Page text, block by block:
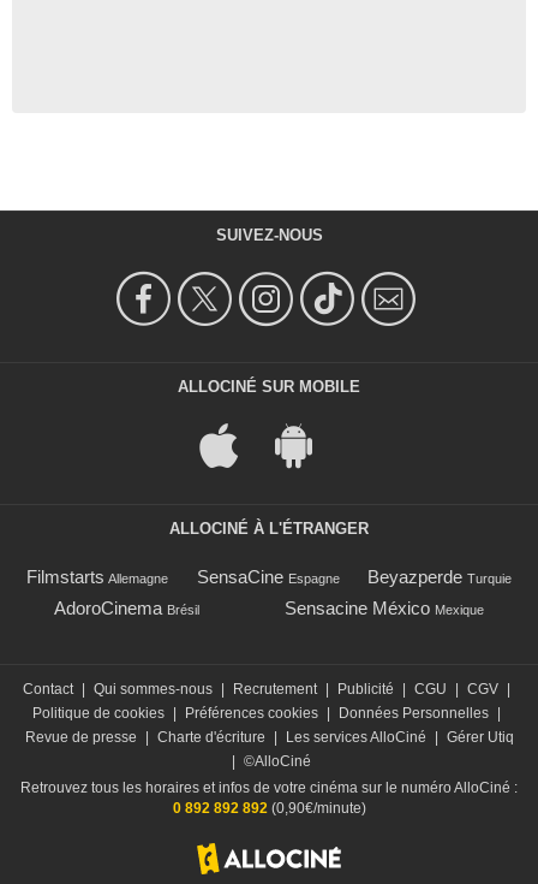
SUIVEZ-NOUS
ALLOCINÉ SUR MOBILE
ALLOCINÉ À L'ÉTRANGER
Filmstarts Allemagne SensaCine Espagne Beyazperde Turquie
AdoroCinema Brésil Sensacine México Mexique
Contact Qui sommes-nous Recrutement Publicité CGU CGV
Politique de cookies
Préférences cookies Données Personnelles
Revue de presse
Charte d'écriture Les services AlloCiné
Gérer Utiq
©AlloCiné
Retrouvez tous les horaires et infos de votre cinéma sur le numéro AlloCiné :
0 892 892 892(0,90€/minute)